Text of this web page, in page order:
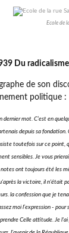
Ecole de
Du
de son
politique :
dernier mot. C’est en
depuis sa fondation.
toutefois sur ce point,
sensibles. Je vous
ont toujours été les
la victoire, il n'était
la confession que je
moi l’expression - pour
Celle attitude. Je